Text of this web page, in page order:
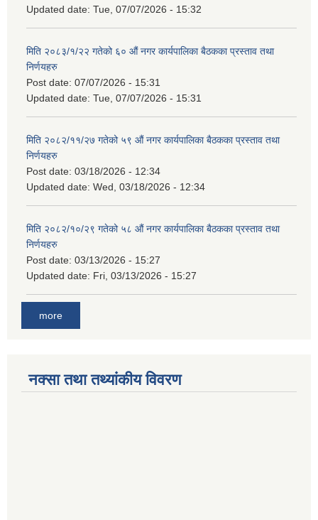
Updated date: Tue, 07/07/2026 - 15:32
मिति २०८३/१/२२ गतेको ६० औं नगर कार्यपालिका बैठकका प्रस्ताव तथा
निर्णयहरु
Post date: 07/07/2026 - 15:31
Updated date: Tue, 07/07/2026 - 15:31
मिति २०८२/११/२७ गतेको ५९ औं नगर कार्यपालिका बैठकका प्रस्ताव तथा
निर्णयहरु
Post date: 03/18/2026 - 12:34
Updated date: Wed, 03/18/2026 - 12:34
मिति २०८२/१०/२९ गतेको ५८ औं नगर कार्यपालिका बैठकका प्रस्ताव तथा
निर्णयहरु
Post date: 03/13/2026 - 15:27
Updated date: Fri, 03/13/2026 - 15:27
more
नक्सा तथा तथ्यांकीय विवरण